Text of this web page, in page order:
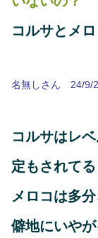
コルサとメ
名無しさん 24/9/
コルサはレ
定もされてる
メロコは多
僻地にいや